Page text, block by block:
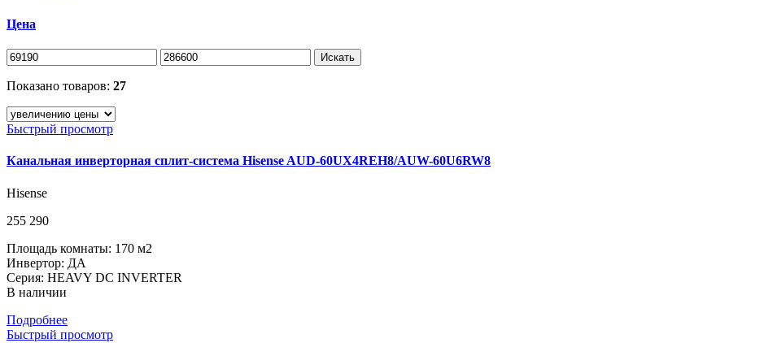
Цена
Искать
Показано товаров: 27
Быстрый просмотр
Канальная инверторная сплит-система Hisense AUD-60UX4REH8/AUW-60U6RW8
Hisense
255 290
Площадь комнаты: 170 м2
Инвертор: ДА
Серия: HEAVY DC INVERTER
В наличии
Подробнее
Быстрый просмотр